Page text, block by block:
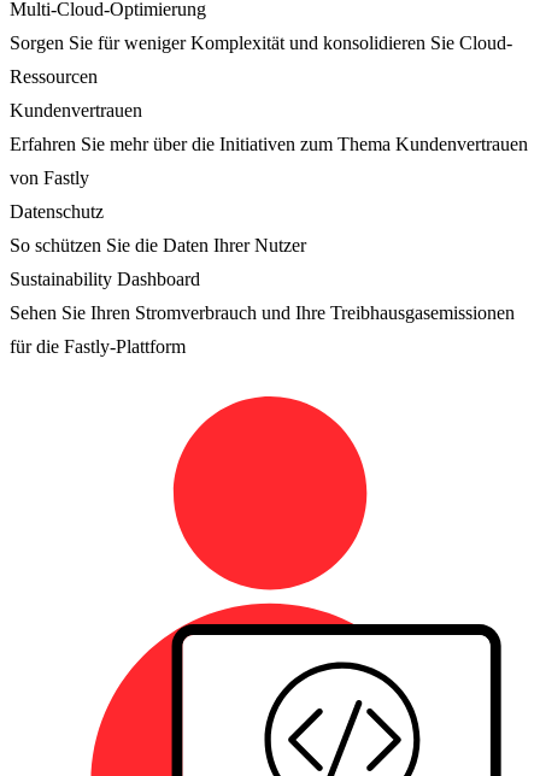
Multi-Cloud-Optimierung
Sorgen Sie für weniger Komplexität und konsolidieren Sie Cloud-
Ressourcen
Kundenvertrauen
Erfahren Sie mehr über die Initiativen zum Thema Kundenvertrauen
von Fastly
Datenschutz
So schützen Sie die Daten Ihrer Nutzer
Sustainability Dashboard
Sehen Sie Ihren Stromverbrauch und Ihre Treibhausgasemissionen
für die Fastly-Plattform